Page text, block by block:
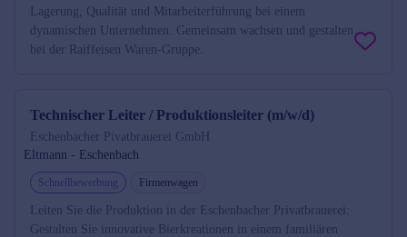
Lagerung, Qualität und Mitarbeiterführung bei einem
dynamischen Unternehmen. Gemeinsam wachsen und gestalten
bei der Raiffeisen Waren-Gruppe.
Technischer Leiter / Produktionsleiter (m/w/d)
Eschenbacher Pivatbrauerei GmbH
Eltmann - Eschenbach
Schnellbewerbung Firmenwagen
Leiten Sie die Produktion in der Eschenbacher Privatbrauerei:
Gestalten Sie innovative Bierkreationen in einem familiären